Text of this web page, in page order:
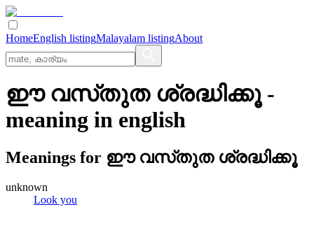
HomeEnglish listingMalayalam listingAbout
ഈ വസ്‌തുത ശ്രദ്ധിക്കൂ -
meaning in english
Meanings for ഈ വസ്‌തുത ശ്രദ്ധിക്കൂ
unknown
Look you